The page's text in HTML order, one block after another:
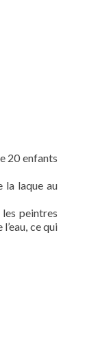
20 enfants
la laque au
peintres
ce qui